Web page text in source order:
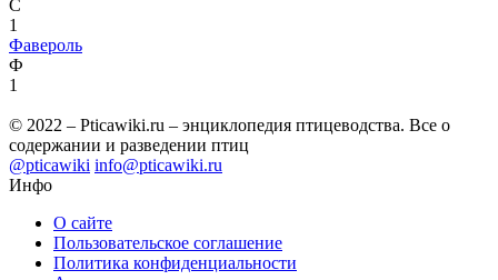
С
1
Фавероль
Ф
1
© 2022 – Pticawiki.ru – энциклопедия птицеводства. Все о
содержании и разведении птиц
@pticawiki info@pticawiki.ru
Инфо
О сайте
Пользовательское соглашение
Политика конфиденциальности